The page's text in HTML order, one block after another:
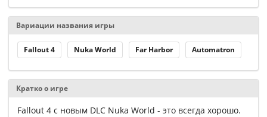
Вариации названия игры
Fallout 4 Nuka World Far Harbor Automatron
Кратко о игре
Fallout 4 с новым DLC Nuka World - это всегда хорошо.